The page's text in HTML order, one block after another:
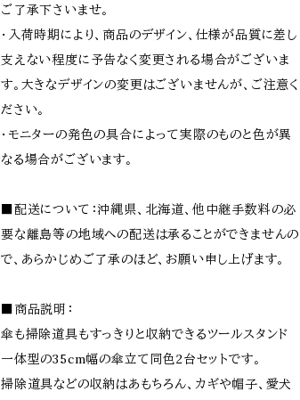
ご了承下さいませ。
・入荷時期により、商品のデザイン、仕様が品質に差し
支えない程度に予告なく変更される場合がございま
す。大きなデザインの変更はございませんが、ご注意く
ださい。
・モニターの発色の具合によって実際のものと色が異
なる場合がございます。
■配送について：沖縄県、北海道、他中継手数料の必
要な離島等の地域への配送は承ることができませんの
で、あらかじめご了承のほど、お願い申し上げます。
■商品説明：
傘も掃除道具もすっきりと収納できるツールスタンド
一体型の35cm幅の傘立て同色2台セットです。
掃除道具などの収納はあもちろん、カギや帽子、愛犬